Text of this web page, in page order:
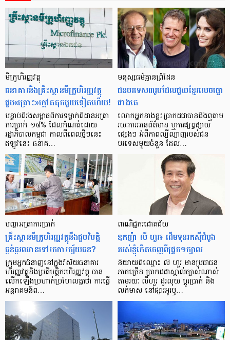
មីក្រូ​ហិរញ្ញវត្ថុ
ធនាគារ​និង​គ្រឹះស្ថាន​មីក្រូ​ហិរញ្ញវត្ថុ​
ជួប«គ្រោះ»ក្តៅ​គគុក​មួយ​ទៀត​ហើយ!
បន្ទាប់​ពី​រង​សម្ពាធ​​ពី​ការ​ទម្លាក់​ពិដាន​អត្រា​
ការ​ប្រាក់ ១៨​% ដែល​កំណត់​ដោយ​
រដ្ឋាភិបាល​កម្ពុជា កាល​ពី​ពេល​ថ្មីៗ​នេះ
ឥឡូវ​នេះ ធនាគ…
មនុស្ស​ធម៌​គ្មាន​ព្រំដែន
ជន​បរទេស​៣​រូប​ដែល​ជួយ​ខ្មែរ​លេច​ធ្លោ​
ជាង​គេ
លោកអ្នក​នាង​ខ្លះ​ប្រាកដ​ជា​បាន​​ដឹង​ឮ​តាម​
រយៈ​ការ​អាន​ព័ត៌មាន ឬ​ការ​ផ្សព្វផ្សាយ​
ផ្សេងៗ អំពី​ភាព​ល្បីល្បាញ​របស់​ជន​
បរទេស​មួយ​ចំនួន ដែល…
បញ្ហា​អត្រា​ការប្រាក់
គ្រឹះស្ថាន​មីក្រូ​ហិរញ្ញវត្ថុ​នឹង​ជួប​វិបត្តិ​
ធ្ងន់ធ្ងរ​ឈាន​ទៅ​រក​ការ​ក្ស័យធន?
ក្រុម​អ្នក​ជំនាញ​នៅ​ក្នុង​វិស័យ​ធនាគារ
ហិរញ្ញវត្ថុ​និង​ប្រតិបត្តិករ​ហិរញ្ញ​វត្ថុ បាន​​
លើក​ឡើង​ប្រហាក់​ប្រហែល​គ្នា​ថា ការ​ធ្វើ​
អន្តរាគមន៍​ព…
ពាណិជ្ជករជោគជ័យ
ឧកញ៉ា លី ហួរ៖ ដើមទុនរកស៊ីដំបូង
របស់ខ្ញុំកើតចេញពីជ្រូក១ក្បាល
និយាយ​ពី​ឈ្មោះ លី ហួរ មាន​ប្រជាជន​
ភាគ​ច្រើន ប្រាកដ​ជា​ស្គាល់​ច្បាស់​ណាស់
តាមរយៈ លីហួរ ដូរ​លុយ ប្តូរ​បា្រក់ និង​
លក់​មាស នៅ​ផ្សារ​អូរ​ឫ…